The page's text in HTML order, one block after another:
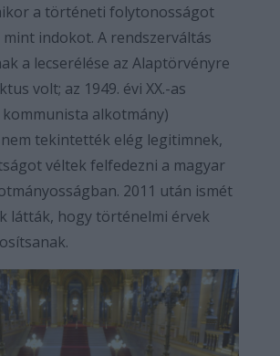
a történeti folytonosságot
mint indokot. A rendszerváltás
a lecserélése az Alaptörvényre
volt; az 1949. évi XX.-as
alkotmány)
tekintették elég legitimnek,
véltek felfedezni a magyar
2011 után ismét
látták, hogy történelmi érvek